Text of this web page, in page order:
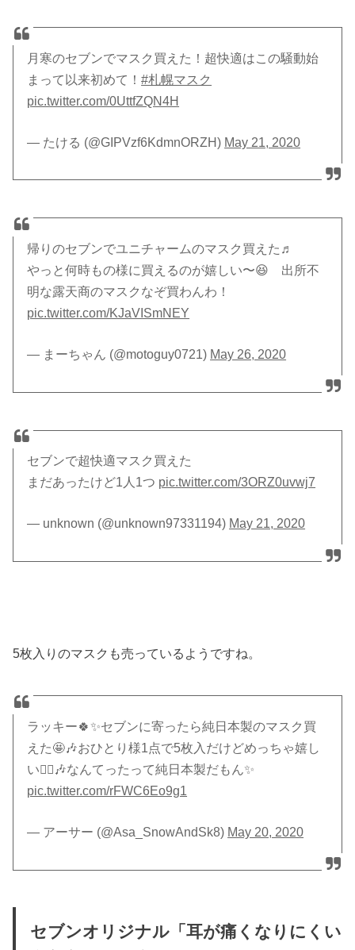
月寒のセブンでマスク買えた！超快適はこの騒動始
まって以来初めて！#札幌マスク
pic.twitter.com/0UttfZQN4H
— たける (@GIPVzf6KdmnORZH) May 21, 2020
帰りのセブンでユニチャームのマスク買えた♬
やっと何時もの様に買えるのが嬉しい〜😆 出所不
明な露天商のマスクなぞ買わんわ！
pic.twitter.com/KJaVISmNEY
— まーちゃん (@motoguy0721) May 26, 2020
セブンで超快適マスク買えた
まだあったけど1人1つ pic.twitter.com/3ORZ0uvwj7
— unknown (@unknown97331194) May 21, 2020
5枚入りのマスクも売っているようですね。
ラッキー🍀✨セブンに寄ったら純日本製のマスク買
えた🤩🎶おひとり様1点で5枚入だけどめっちゃ嬉し
い👯‍♀️🎶なんてったって純日本製だもん✨
pic.twitter.com/rFWC6Eo9g1
— アーサー (@Asa_SnowAndSk8) May 20, 2020
セブンオリジナル「耳が痛くなりにくい